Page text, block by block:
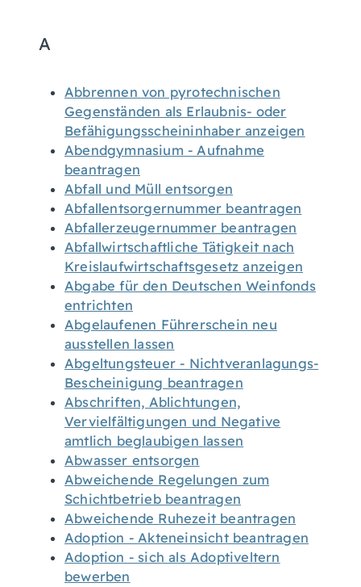
A
Abbrennen von pyrotechnischen
Gegenständen als Erlaubnis- oder
Befähigungsscheininhaber anzeigen
Abendgymnasium - Aufnahme
beantragen
Abfall und Müll entsorgen
Abfallentsorgernummer beantragen
Abfallerzeugernummer beantragen
Abfallwirtschaftliche Tätigkeit nach
Kreislaufwirtschaftsgesetz anzeigen
Abgabe für den Deutschen Weinfonds
entrichten
Abgelaufenen Führerschein neu
ausstellen lassen
Abgeltungsteuer - Nichtveranlagungs-
Bescheinigung beantragen
Abschriften, Ablichtungen,
Vervielfältigungen und Negative
amtlich beglaubigen lassen
Abwasser entsorgen
Abweichende Regelungen zum
Schichtbetrieb beantragen
Abweichende Ruhezeit beantragen
Adoption - Akteneinsicht beantragen
Adoption - sich als Adoptiveltern
bewerben